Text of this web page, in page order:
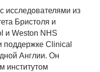
исследователями из
Бристоля и
и Weston NHS
поддержке Clinical
Англии. Он
институтом